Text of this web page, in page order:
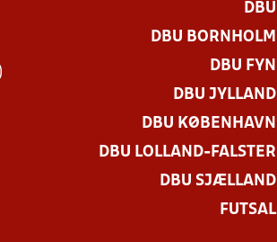
DBU
DBU BORNHOLM
DBU FYN
DBU JYLLAND
DBU KØBENHAVN
DBU LOLLAND-FALSTER
DBU SJÆLLAND
FUTSAL